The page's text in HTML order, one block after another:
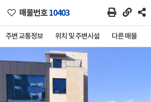
매물번호10403
주변 교통정보 위치 및 주변시설 다른 매물